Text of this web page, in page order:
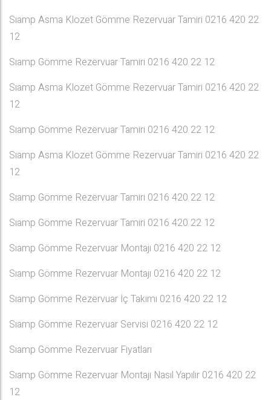
Sıamp Asma Klozet Gömme Rezervuar Tamiri 0216 420 22
12
Sıamp Gömme Rezervuar Tamiri 0216 420 22 12
Sıamp Asma Klozet Gömme Rezervuar Tamiri 0216 420 22
12
Sıamp Gömme Rezervuar Tamiri 0216 420 22 12
Sıamp Asma Klozet Gömme Rezervuar Tamiri 0216 420 22
12
Sıamp Gömme Rezervuar Tamiri 0216 420 22 12
Sıamp Gömme Rezervuar Tamiri 0216 420 22 12
Sıamp Gömme Rezervuar Montajı 0216 420 22 12
Sıamp Gömme Rezervuar Montajı 0216 420 22 12
Sıamp Gömme Rezervuar İç Takımı 0216 420 22 12
Sıamp Gömme Rezervuar Servisi 0216 420 22 12
Sıamp Gömme Rezervuar Fiyatları
Sıamp Gömme Rezervuar Montajı Nasıl Yapılır 0216 420 22
12